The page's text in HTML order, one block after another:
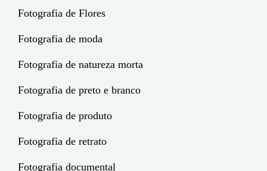
Fotografia de Flores
Fotografia de moda
Fotografia de natureza morta
Fotografia de preto e branco
Fotografia de produto
Fotografia de retrato
Fotografia documental